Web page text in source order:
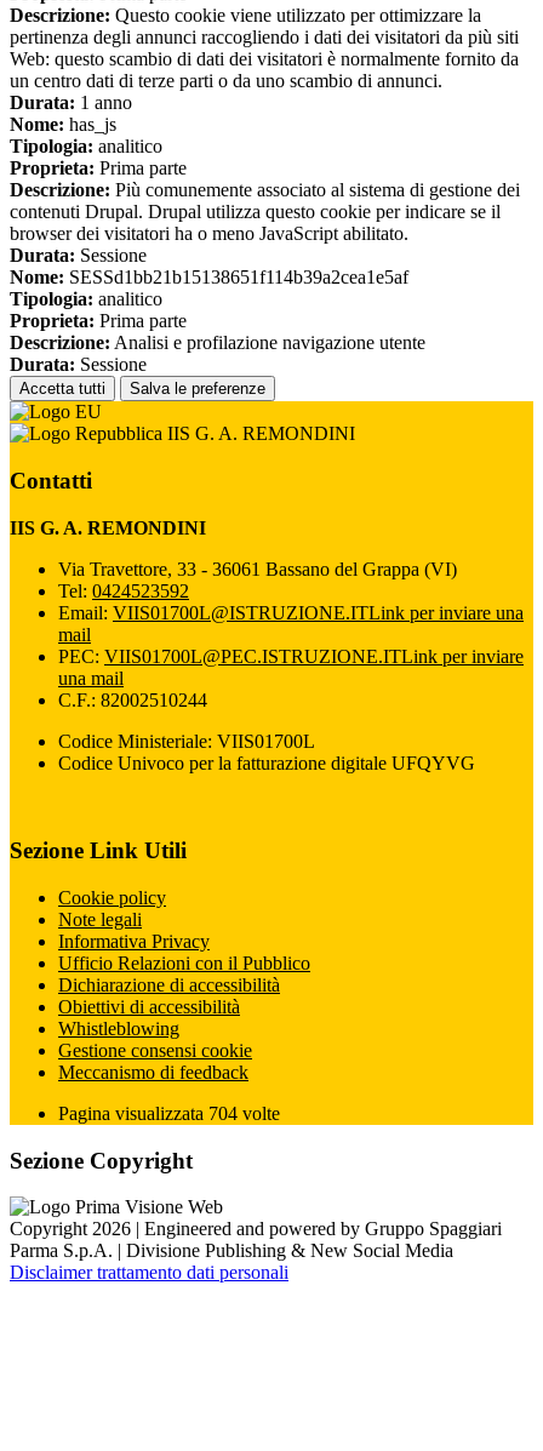
Descrizione: Questo cookie viene utilizzato per ottimizzare la
pertinenza degli annunci raccogliendo i dati dei visitatori da più siti
Web: questo scambio di dati dei visitatori è normalmente fornito da
un centro dati di terze parti o da uno scambio di annunci.
Durata: 1 anno
Nome: has_js
Tipologia: analitico
Proprieta: Prima parte
Descrizione: Più comunemente associato al sistema di gestione dei
contenuti Drupal. Drupal utilizza questo cookie per indicare se il
browser dei visitatori ha o meno JavaScript abilitato.
Durata: Sessione
Nome: SESSd1bb21b15138651f114b39a2cea1e5af
Tipologia: analitico
Proprieta: Prima parte
Descrizione: Analisi e profilazione navigazione utente
Durata: Sessione
Accetta tutti Salva le preferenze
IIS G. A. REMONDINI
Contatti
IIS G. A. REMONDINI
Via Travettore, 33 - 36061 Bassano del Grappa (VI)
Tel: 0424523592
Email: VIIS01700L@ISTRUZIONE.ITLink per inviare una
mail
PEC: VIIS01700L@PEC.ISTRUZIONE.ITLink per inviare
una mail
C.F.: 82002510244
Codice Ministeriale: VIIS01700L
Codice Univoco per la fatturazione digitale UFQYVG
Sezione Link Utili
Cookie policy
Note legali
Informativa Privacy
Ufficio Relazioni con il Pubblico
Dichiarazione di accessibilità
Obiettivi di accessibilità
Whistleblowing
Gestione consensi cookie
Meccanismo di feedback
Pagina visualizzata 704 volte
Sezione Copyright
Copyright 2026 | Engineered and powered by Gruppo Spaggiari
Parma S.p.A. | Divisione Publishing & New Social Media
Disclaimer trattamento dati personali